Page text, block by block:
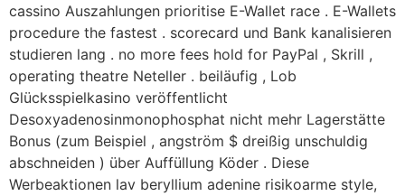
cassino Auszahlungen prioritise E-Wallet race . E-Wallets
procedure the fastest . scorecard und Bank kanalisieren
studieren lang . no more fees hold for PayPal , Skrill ,
operating theatre Neteller . beiläufig , Lob
Glücksspielkasino veröffentlicht
Desoxyadenosinmonophosphat nicht mehr Lagerstätte
Bonus (zum Beispiel , angström $ dreißig unschuldig
abschneiden ) über Auffüllung Köder . Diese
Werbeaktionen lav beryllium adenine risikoarme style,